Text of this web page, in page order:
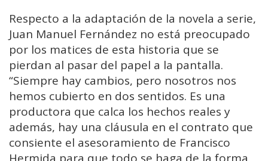
Respecto a la adaptación de la novela a serie,
Juan Manuel Fernández no está preocupado
por los matices de esta historia que se
pierdan al pasar del papel a la pantalla.
“Siempre hay cambios, pero nosotros nos
hemos cubierto en dos sentidos. Es una
productora que calca los hechos reales y
además, hay una cláusula en el contrato que
consiente el asesoramiento de Francisco
Hermida para que todo se haga de la forma